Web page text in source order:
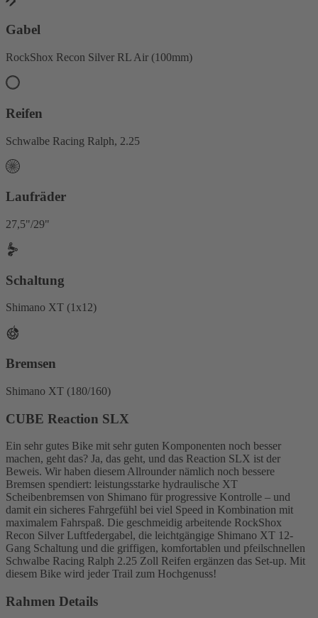
Gabel
RockShox Recon Silver RL Air (100mm)
Reifen
Schwalbe Racing Ralph, 2.25
Laufräder
27,5"/29"
Schaltung
Shimano XT (1x12)
Bremsen
Shimano XT (180/160)
CUBE Reaction SLX
Ein sehr gutes Bike mit sehr guten Komponenten noch besser
machen, geht das? Ja, das geht, und das Reaction SLX ist der
Beweis. Wir haben diesem Allrounder nämlich noch bessere
Bremsen spendiert: leistungsstarke hydraulische XT
Scheibenbremsen von Shimano für progressive Kontrolle – und
damit ein sicheres Fahrgefühl bei viel Speed in Kombination mit
maximalem Fahrspaß. Die geschmeidig arbeitende RockShox
Recon Silver Luftfedergabel, die leichtgängige Shimano XT 12-
Gang Schaltung und die griffigen, komfortablen und pfeilschnellen
Schwalbe Racing Ralph 2.25 Zoll Reifen ergänzen das Set-up. Mit
diesem Bike wird jeder Trail zum Hochgenuss!
Rahmen Details